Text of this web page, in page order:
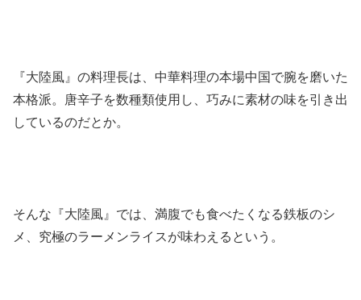
『大陸風』の料理長は、中華料理の本場中国で腕を磨いた
本格派。唐辛子を数種類使用し、巧みに素材の味を引き出
しているのだとか。
そんな『大陸風』では、満腹でも食べたくなる鉄板のシ
メ、究極のラーメンライスが味わえるという。